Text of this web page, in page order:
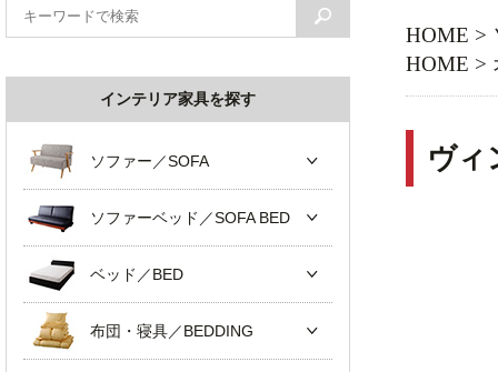
HOME >
HOME >
ヴィ
インテリア家具を探す
ソファー／SOFA
ソファーベッド／SOFA BED
ベッド／BED
布団・寝具／BEDDING